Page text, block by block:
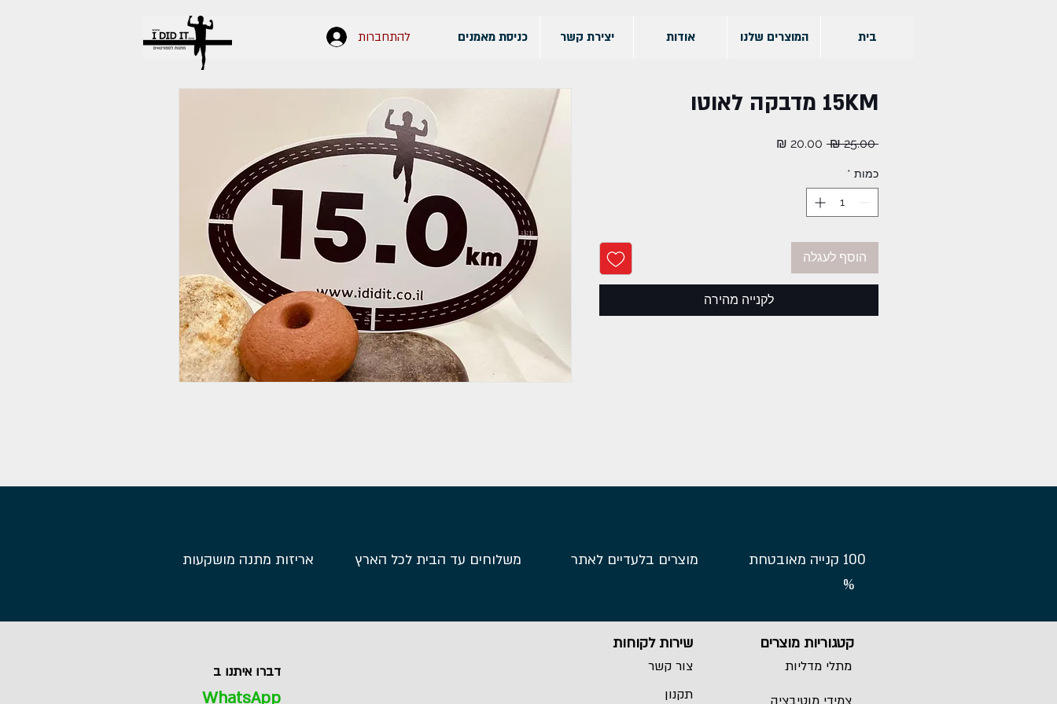
בית המוצרים שלנו אודות יצירת קשר כניסת מאמנים להתחברות
15KM מדבקה לאוטו
‏25.00 ‏₪
מחיר
כמות *
הוסף לעגלה
לקנייה מהירה
WhatsApp
דברו איתנו ב
שירות לקוחות
צור קשר
תקנון
קטגוריות מוצרים
מתלי מדליות
אריזות מתנה מושקעות משלוחים עד הבית לכל הארץ מוצרים בלעדיים לאתר קנייה מאובטחת100
%